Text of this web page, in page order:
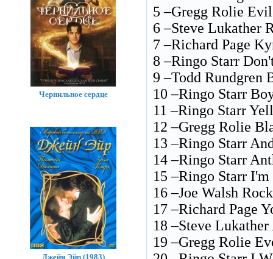
5 –Gregg Rolie
6 –Steve Lukather
7 –Richard Page
8 –Ringo Starr
9 –Todd Rundgren
10 –Ringo Starr
11 –Ringo Starr
12 –Gregg Rolie
13 –Ringo Starr
14 –Ringo Starr
15 –Ringo Starr I'm
16 –Joe Walsh
17 –Richard Page
18 –Steve
19 –Gregg Rolie
Чернильное сердце
Джейн Эйр (1983)